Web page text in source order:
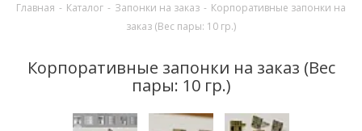
Главная - Каталог - Запонки на заказ - Корпоративные запонки на
заказ (Вес пары: 10 гр.)
Корпоративные запонки на заказ (Вес
пары: 10 гр.)